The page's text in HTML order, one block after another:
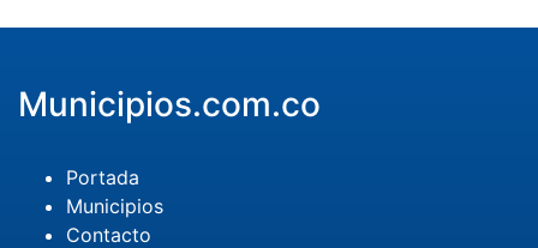
Municipios.com.co
Portada
Municipios
Contacto